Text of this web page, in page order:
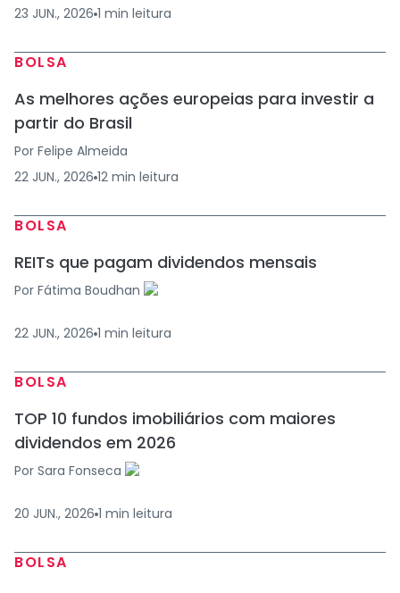
23 JUN., 2026 1 min leitura
BOLSA
As melhores ações europeias para investir a
partir do Brasil
Por Felipe Almeida
22 JUN., 2026 12 min leitura
BOLSA
REITs que pagam dividendos mensais
Por Fátima Boudhan
22 JUN., 2026 1 min leitura
BOLSA
TOP 10 fundos imobiliários com maiores
dividendos em 2026
Por Sara Fonseca
20 JUN., 2026 1 min leitura
BOLSA